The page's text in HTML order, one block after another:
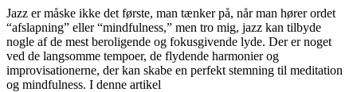
Jazz er måske ikke det første, man tænker på, når man hører ordet
“afslapning” eller “mindfulness,” men tro mig, jazz kan tilbyde
nogle af de mest beroligende og fokusgivende lyde. Der er noget
ved de langsomme tempoer, de flydende harmonier og
improvisationerne, der kan skabe en perfekt stemning til meditation
og mindfulness. I denne artikel